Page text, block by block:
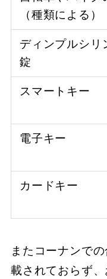
（種類による）
ディンプルシリ
錠
スマートキー
電子キー
カードキー
またコーナンで
載されておらず